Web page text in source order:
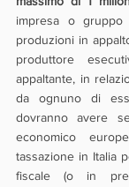
impresa o
produzioni in
produttore
appaltante, in
da ognuno di
dovranno avere
economico
tassazione in Italia
fiscale (o in